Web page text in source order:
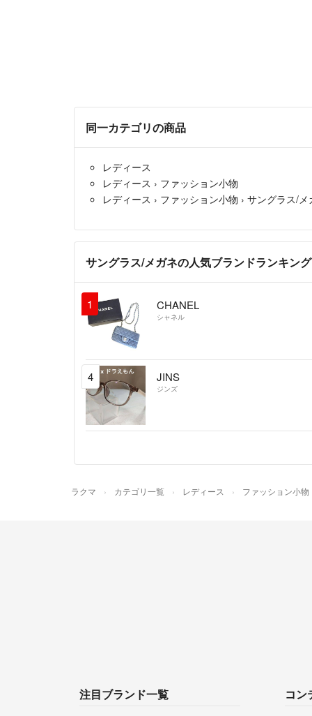
同一カテゴリの商品
レディース
レディース › ファッション小物
レディース › ファッション小物 › サングラス/メ
サングラス/メガネの人気ブランドランキング
1 CHANEL
シャネル
4 JINS
ジンズ
ラクマ カテゴリ一覧 レディース ファッション小物
注目ブランド一覧 コン